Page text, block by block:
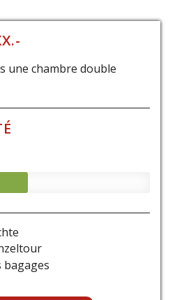
une chambre double